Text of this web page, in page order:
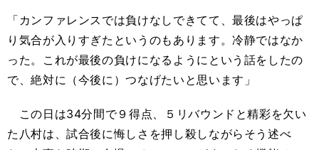
「カンファレンスでは負けなしできてて、最後はやっぱ
り気合が入りすぎたというのもあります。冷静ではなか
った。これが最後の負けになるようにという話をしたの
で、絶対に（今後に）つなげたいと思います」
この日は34分間で９得点、５リバウンドと精彩を欠い
た八村は、試合後に悔しさを押し殺しながらそう述べ